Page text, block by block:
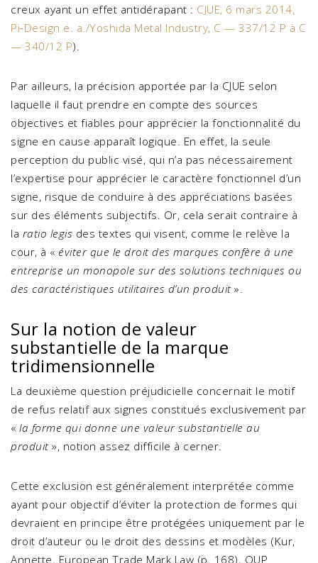
creux ayant un effet antidérapant : CJUE, 6 mars 2014,
Pi‑Design e. a./Yoshida Metal Industry, C — 337/12 P à C
— 340/12 P).
Par ailleurs, la précision apportée par la CJUE selon
laquelle il faut prendre en compte des sources
objectives et fiables pour apprécier la fonctionnalité du
signe en cause apparaît logique. En effet, la seule
perception du public visé, qui n’a pas nécessairement
l’expertise pour apprécier le caractère fonctionnel d’un
signe, risque de conduire à des appréciations basées
sur des éléments subjectifs. Or, cela serait contraire à
la ratio legis des textes qui visent, comme le relève la
cour, à « éviter que le droit des marques confère à une
entreprise un monopole sur des solutions techniques ou
des caractéristiques utilitaires d’un produit».
Sur la notion de valeur
substantielle de la marque
tridimensionnelle
La deuxième question préjudicielle concernait le motif
de refus relatif aux signes constitués exclusivement par
« la forme qui donne une valeur substantielle au
produit», notion assez difficile à cerner.
Cette exclusion est généralement interprétée comme
ayant pour objectif d’éviter la protection de formes qui
devraient en principe être protégées uniquement par le
droit d’auteur ou le droit des dessins et modèles (Kur,
Annette. European Trade Mark Law (p. 168). OUP